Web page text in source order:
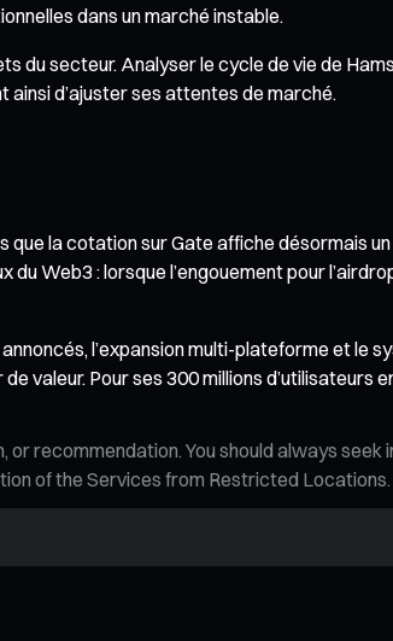
dans un marché instable.
du secteur. Analyser le cycle de vie de
d’ajuster ses attentes de marché.
la cotation sur Gate affiche désormais
Web3 : lorsque l’engouement pour
l’expansion multi-plateforme et le
valeur. Pour ses 300 millions
recommendation. You should always
of the Services from Restricted